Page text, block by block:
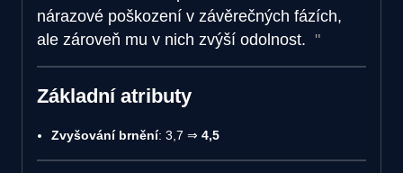
nárazové poškození v závěrečných fázích,
ale zároveň mu v nich zvýší odolnost.
Základní atributy
Zvyšování brnění: 3,7 ⇒ 4,5